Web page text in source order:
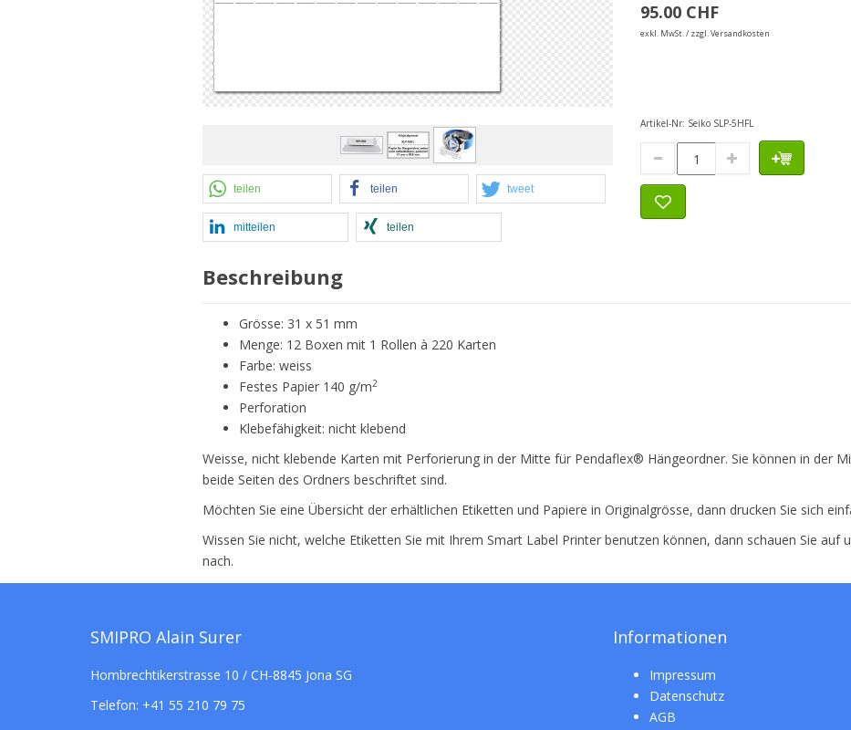
teilen teilen tweet
mitteilen teilen
95.00 CHF
exkl. MwSt. / zzgl. Versandkosten
Artikel-Nr: Seiko SLP-5HFL
Beschreibung
Grösse: 31 x 51 mm
Menge: 12 Boxen mit 1 Rollen à 220 Karten
Farbe: weiss
Festes Papier 140 g/m2
Perforation
Klebefähigkeit: nicht klebend
Weisse, nicht klebende Karten mit Perforierung in der Mitte für Pendaflex® Hängeordner. Sie können in der
beide Seiten des Ordners beschriftet sind.
Möchten Sie eine Übersicht der erhältlichen Etiketten und Papiere in Originalgrösse, dann drucken Sie sich
Wissen Sie nicht, welche Etiketten Sie mit Ihrem Smart Label Printer benutzen können, dann schauen Sie auf
nach.
SMIPRO Alain Surer
Hombrechtikerstrasse 10 / CH-8845 Jona SG
Telefon: +41 55 210 79 75
Informationen
Impressum
Datenschutz
AGB